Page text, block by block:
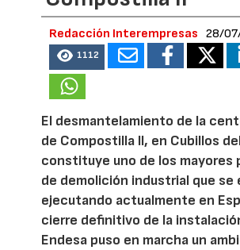
Redacción Interempresas 28/
1112
El desmantelamiento de la
de Compostilla II, en Cubillos
constituye uno de los mayores
de demolición industrial que se
ejecutando actualmente en
cierre definitivo de la
Endesa puso en marcha un